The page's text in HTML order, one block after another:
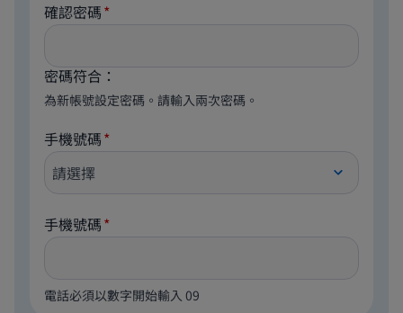
確認密碼
密碼符合：
為新帳號設定密碼。請輸入兩次密碼。
手機號碼
手機號碼
電話必須以數字開始輸入 09